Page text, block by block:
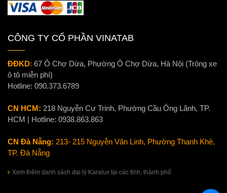
CÔNG TY CỔ PHẦN VINATAB
ĐĐKD: 67 Ô Chợ Dừa, Phường Ô Chợ Dừa, Hà Nội (Trông xe
ô tô miễn phí)
Hotline: 090.373.6789
CN HCM: 218 Nguyễn Cư Trinh, Phường Cầu Ông Lãnh, TP.
HCM | Hotline: 0938.863.863
CN Đà Nẵng: 213- 215 Nguyễn Văn Linh, Phường Thanh Khê,
TP. Đà Nẵng
Xem thêm danh sách đại lý Karalux tại các tỉnh, thành phố